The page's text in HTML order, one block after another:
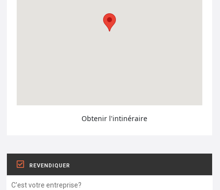
Obtenir l'intinéraire
REVENDIQUER
C'est votre entreprise?